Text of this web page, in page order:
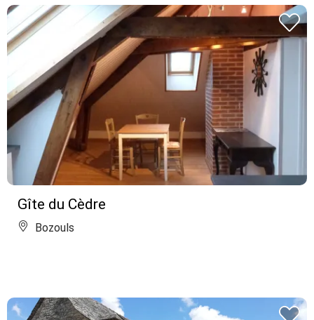
Gîte du Cèdre
Bozouls